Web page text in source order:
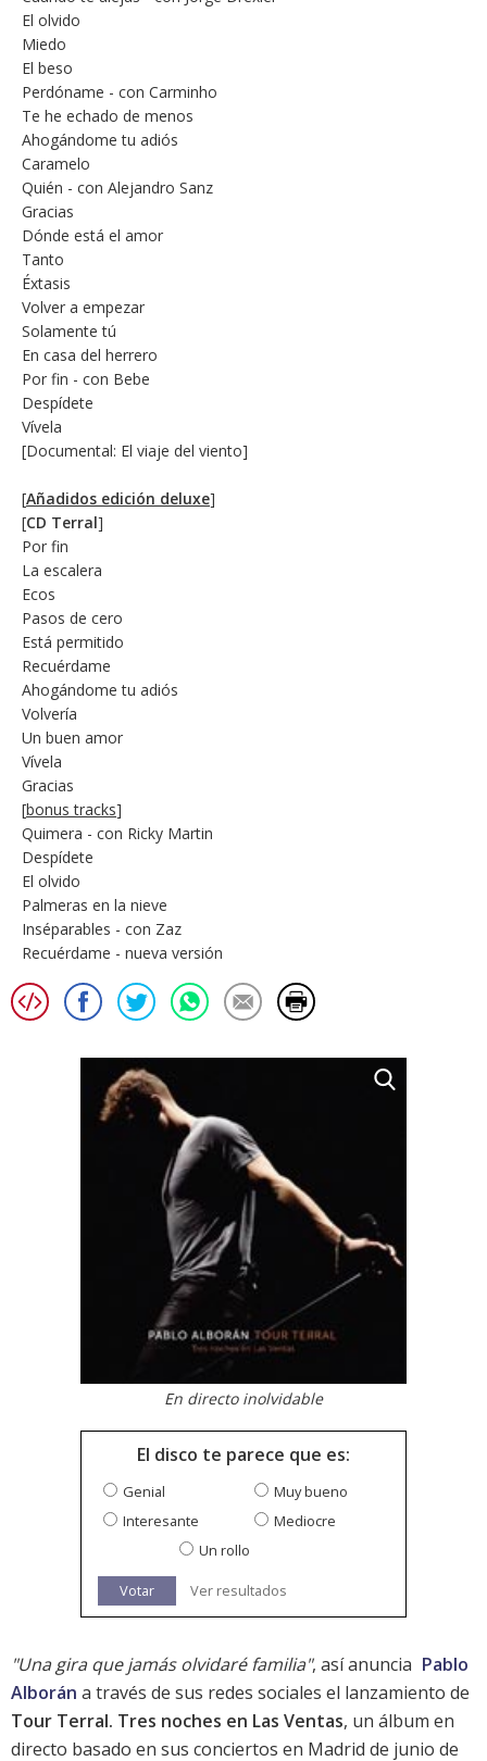
El olvido
Miedo
El beso
Perdóname - con Carminho
Te he echado de menos
Ahogándome tu adiós
Caramelo
Quién - con Alejandro Sanz
Gracias
Dónde está el amor
Tanto
Éxtasis
Volver a empezar
Solamente tú
En casa del herrero
Por fin - con Bebe
Despídete
Vívela
[Documental: El viaje del viento]
[Añadidos edición deluxe]
[CD Terral]
Por fin
La escalera
Ecos
Pasos de cero
Está permitido
Recuérdame
Ahogándome tu adiós
Volvería
Un buen amor
Vívela
Gracias
[bonus tracks]
Quimera - con Ricky Martin
Despídete
El olvido
Palmeras en la nieve
Inséparables - con Zaz
Recuérdame - nueva versión
En directo inolvidable
El disco te parece que es:
Genial
Muy bueno
Interesante
Mediocre
Un rollo
Votar Ver resultados
"Una gira que jamás olvidaré familia", así anuncia Pablo
Alborán a través de sus redes sociales el lanzamiento de
Tour Terral. Tres noches en Las Ventas, un álbum en
directo basado en sus conciertos en Madrid de junio de